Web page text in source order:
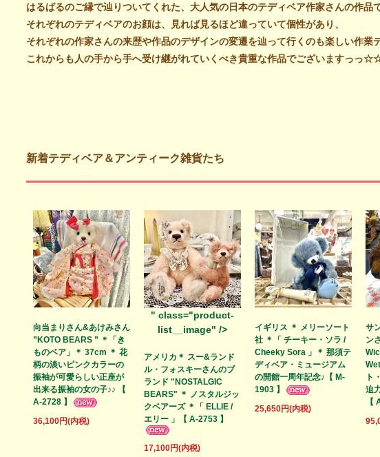
はるばるのご縁で辿りついてくれた、大人気の日本のテディベア作家さんの作品
それぞれのテディベアのお顔は、見れば見るほど違っていて個性があり、
それぞれの作家さんの来歴や作品のデザインの変遷を辿って行くのも楽しい作業
これからも人の手から手へ受け継がれていくべき貴重な作品でございますっっ
新着テディベア＆アンティーク雑貨たち
向当まりさん&あけみさん
”KOTO BEARS ” ＊「き
ものベア」＊ 37cm ＊ 花
柄の淡いピンクカラーの
振袖が可愛らしい正座が
出来る振袖の女の子♪♪ 【
A-2728 】
36,100円(内税)
" class="product-
list__image" />
アメリカ＊ スー&ランド
ル・フォスキーさんのブ
ランド "NOSTALGIC
BEARS" ＊ ノスタルジッ
クベアーズ ＊「 ELLIE /
エリー 」【 A-2753 】
17,100円(内税)
イギリス ＊ メリーソート
社 ＊「 チーキー・ソラ /
Cheeky Sora 」＊ 那須テ
ディベア・ミュージアム
の開館一周年記念♪【 M-
1903 】
25,650円(内税)
サ
ン
ト
迫
【